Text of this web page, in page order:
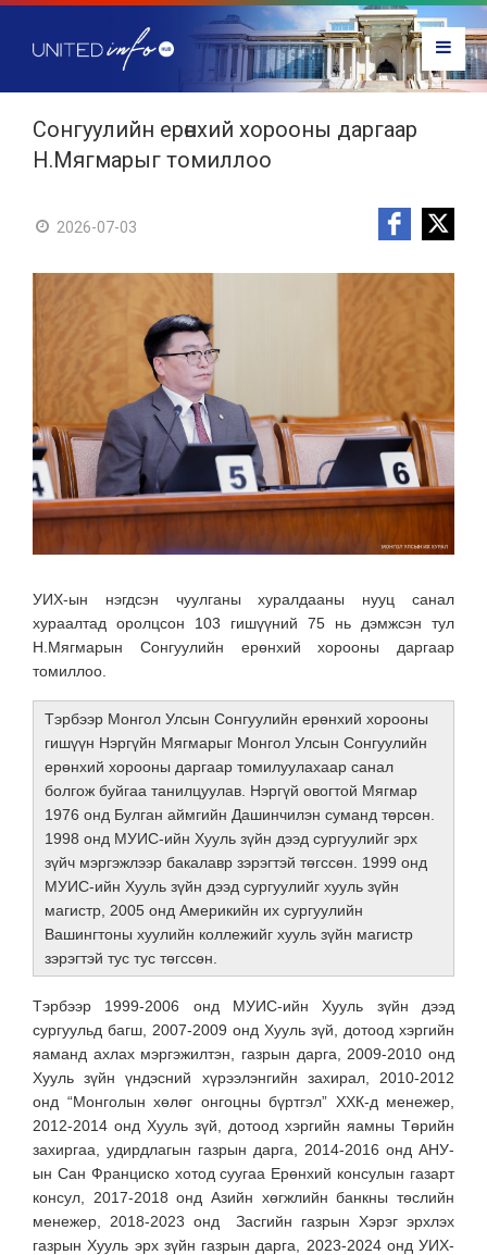
Сонгуулийн ерөнхий хорооны даргаар
Н.Мягмарыг томиллоо
2026-07-03
УИХ-ын нэгдсэн чуулганы хуралдааны нууц санал
хураалтад оролцсон 103 гишүүний 75 нь дэмжсэн тул
Н.Мягмарын Сонгуулийн ерөнхий хорооны даргаар
томиллоо.
Тэрбээр Монгол Улсын Сонгуулийн ерөнхий хорооны
гишүүн Нэргүйн Мягмарыг Монгол Улсын Сонгуулийн
ерөнхий хорооны даргаар томилуулахаар санал
болгож буйгаа танилцуулав. Нэргүй овогтой Мягмар
1976 онд Булган аймгийн Дашинчилэн суманд төрсөн.
1998 онд МУИС-ийн Хууль зүйн дээд сургуулийг эрх
зүйч мэргэжлээр бакалавр зэрэгтэй төгссөн. 1999 онд
МУИС-ийн Хууль зүйн дээд сургуулийг хууль зүйн
магистр, 2005 онд Америкийн их сургуулийн
Вашингтоны хуулийн коллежийг хууль зүйн магистр
зэрэгтэй тус тус төгссөн.
Тэрбээр 1999-2006 онд МУИС-ийн Хууль зүйн дээд
сургуульд багш, 2007-2009 онд Хууль зүй, дотоод хэргийн
яаманд ахлах мэргэжилтэн, газрын дарга, 2009-2010 онд
Хууль зүйн үндэсний хүрээлэнгийн захирал, 2010-2012
онд “Монголын хөлөг онгоцны бүртгэл” ХХК-д менежер,
2012-2014 онд Хууль зүй, дотоод хэргийн яамны Төрийн
захиргаа, удирдлагын газрын дарга, 2014-2016 онд АНУ-
ын Сан Франциско хотод суугаа Ерөнхий консулын газарт
консул, 2017-2018 онд Азийн хөгжлийн банкны төслийн
менежер, 2018-2023 онд Засгийн газрын Хэрэг эрхлэх
газрын Хууль эрх зүйн газрын дарга, 2023-2024 онд УИХ-